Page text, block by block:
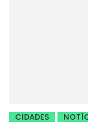
CIDADES